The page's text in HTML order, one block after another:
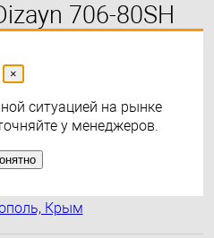
706-80SH
×
ситуацией на рынке
у менеджеров.